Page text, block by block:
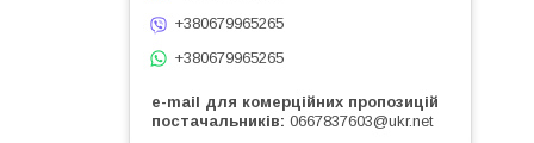
+380679965265
+380679965265
e-mail для комерційних пропозицій
постачальників 0667837603@ukr.net